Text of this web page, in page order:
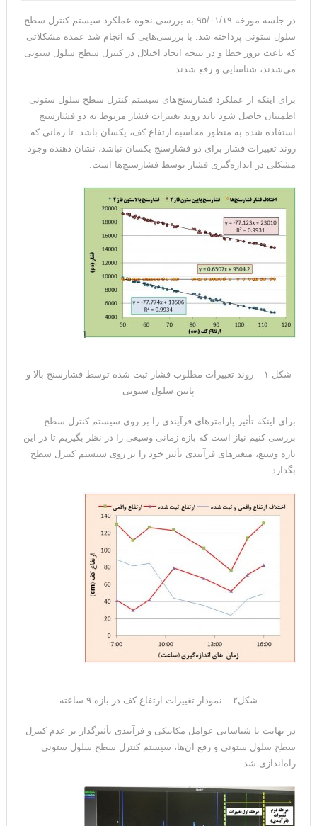
در جلسه مورخه ۹۵/۰۱/۱۹ به بررسی نحوه عملکرد سیستم کنترل سطح
سلول ستونی پرداخته شد. با بررسی‌هایی که انجام شد عمده مشکلاتی
که باعث بروز خطا و در نتیجه ایجاد اختلال در کنترل سطح سلول ستونی
می‌شدند، شناسایی و رفع شدند.
برای اینکه از عملکرد فشارسنج‌های سیستم کنترل سطح سلول ستونی
اطمینان حاصل شود باید روند تغییرات فشار مربوط به دو فشارسنج
استفاده شده به منظور محاسبه ارتفاع کف، یکسان باشد. تا زمانی که
روند تغییرات فشار برای دو فشارسنج یکسان نباشد، نشان دهنده وجود
مشکلی در اندازه‌گیری فشار توسط فشارسنج‌ها است.
شکل ۱ – روند تغییرات مطلوب فشار ثبت شده توسط فشارسنج بالا و
پایین سلول ستونی
برای اینکه تأثیر پارامترهای فرآیندی را بر روی سیستم کنترل سطح
بررسی کنیم نیاز است که بازه زمانی وسیعی را در نظر بگیریم تا در این
بازه وسیع، متغیرهای فرآیندی تأثیر خود را بر روی سیستم کنترل سطح
بگذارد.
شکل۲ – نمودار تغییرات ارتفاع کف در بازه ۹ ساعته
در نهایت با شناسایی عوامل مکانیکی و فرآیندی تأثیرگذار بر عدم کنترل
سطح سلول ستونی و رفع آن‌ها، سیستم کنترل سطح سلول ستونی
راه‌اندازی شد.